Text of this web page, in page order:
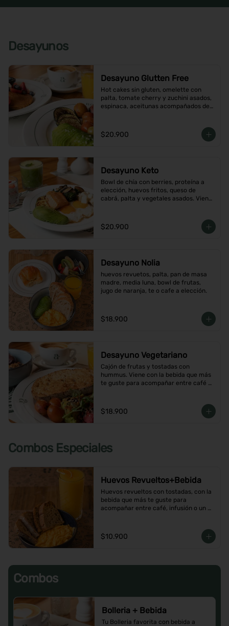
Desayunos
Desayuno Glutten Free
Hot cakes sin gluten, omelette con
palta, tomate cherry y zuchini asados,
espinaca, aceitunas acompañados de
$20.900
Desayuno Keto
Bowl de chía con berries, proteína a
elección, huevos fritos, queso de
cabrá, palta y vegetales asados. Viene
$20.900
Desayuno Nolia
huevos revuetos, palta, pan de masa
madre, media luna, bowl de frutas,
jugo de naranja, te o cafe a elección.
$18.900
Desayuno Vegetariano
Cajón de frutas y tostadas con
hummus. Viene con la bebida que más
te guste para acompañar entre café o
$18.900
Combos Especiales
Huevos Revueltos+Bebida
Huevos revueltos con tostadas, con la
bebida que más te guste para
acompañar entre café, infusión o un
$10.900
Combos
Bolleria + Bebida
Tu Bolleria favorita con bebida a